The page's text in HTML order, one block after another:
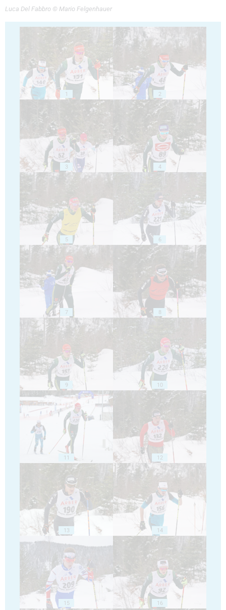
Luca Del Fabbro © Mario Felgenhauer
1 2
3 4
5 6
7 8
9 10
11 12
13 14
15 16